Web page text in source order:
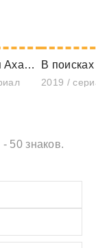
Непостижимая Ахарэн (2022)
2019 /
50 знаков.